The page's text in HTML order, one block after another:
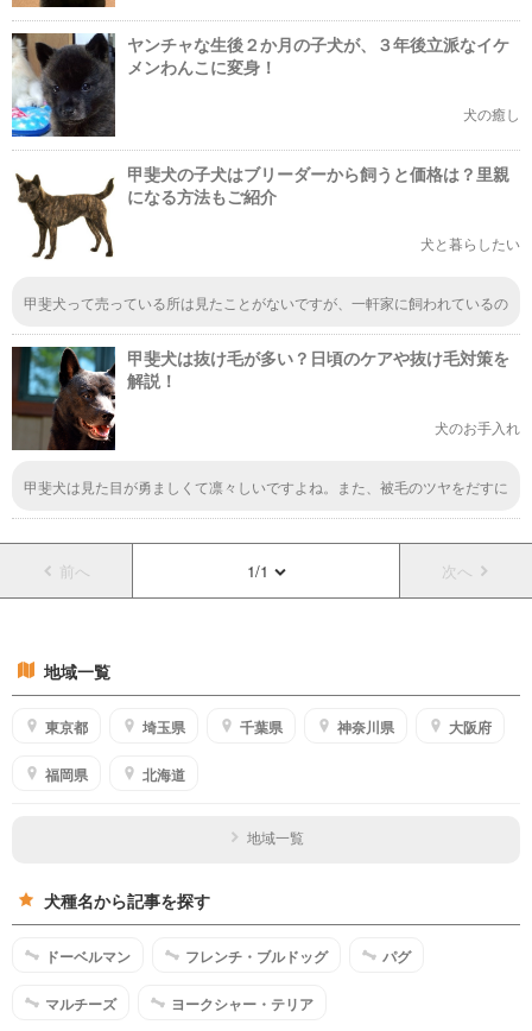
ヤンチャな生後２か月の子犬が、３年後立派なイケ
メンわんこに変身！
犬の癒し
甲斐犬の子犬はブリーダーから飼うと価格は？里親
になる方法もご紹介
犬と暮らしたい
甲斐犬って売っている所は見たことがないですが、一軒家に飼われているの
んて言われているのですね。飼い主だけに忠誠を誓うというのは魅力的な犬
種ですね。
甲斐犬は抜け毛が多い？日頃のケアや抜け毛対策を
解説！
犬のお手入れ
甲斐犬は見た目が勇ましくて凛々しいですよね。また、被毛のツヤをだすに
グケアをすることがいいかもしれませんね。あのフサフサな毛並みを保つた
めにも重要です。
前へ 1/1 次へ
地域一覧
東京都 埼玉県 千葉県 神奈川県 大阪府
福岡県 北海道
地域一覧
犬種名から記事を探す
ドーベルマン フレンチ・ブルドッグ パグ
マルチーズ ヨークシャー・テリア